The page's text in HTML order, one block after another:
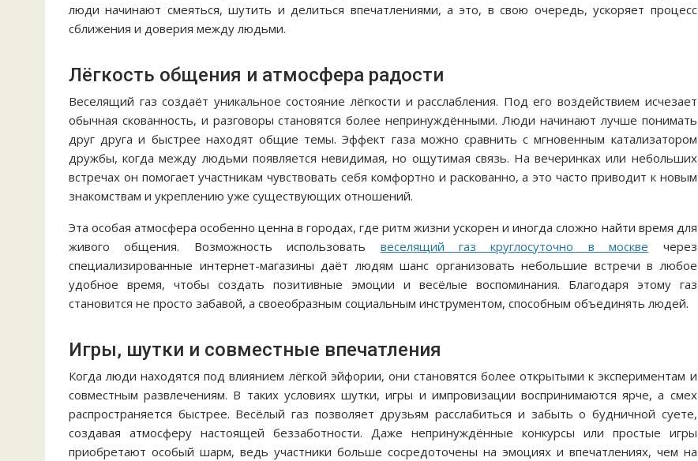
люди начинают смеяться, шутить и делиться впечатлениями, а это, в свою очередь, ускоряет процесс
сближения и доверия между людьми.
Лёгкость общения и атмосфера радости
Веселящий газ создаёт уникальное состояние лёгкости и расслабления. Под его воздействием исчезает
обычная скованность, и разговоры становятся более непринуждёнными. Люди начинают лучше понимать
друг друга и быстрее находят общие темы. Эффект газа можно сравнить с мгновенным катализатором
дружбы, когда между людьми появляется невидимая, но ощутимая связь. На вечеринках или небольших
встречах он помогает участникам чувствовать себя комфортно и раскованно, а это часто приводит к новым
знакомствам и укреплению уже существующих отношений.
Эта особая атмосфера особенно ценна в городах, где ритм жизни ускорен и иногда сложно найти время для
живого общения. Возможность использовать веселящий газ круглосуточно в москве через
специализированные интернет-магазины даёт людям шанс организовать небольшие встречи в любое
удобное время, чтобы создать позитивные эмоции и весёлые воспоминания. Благодаря этому газ
становится не просто забавой, а своеобразным социальным инструментом, способным объединять людей.
Игры, шутки и совместные впечатления
Когда люди находятся под влиянием лёгкой эйфории, они становятся более открытыми к экспериментам и
совместным развлечениям. В таких условиях шутки, игры и импровизации воспринимаются ярче, а смех
распространяется быстрее. Весёлый газ позволяет друзьям расслабиться и забыть о будничной суете,
создавая атмосферу настоящей беззаботности. Даже непринуждённые конкурсы или простые игры
приобретают особый шарм, ведь участники больше сосредоточены на эмоциях и впечатлениях, чем на